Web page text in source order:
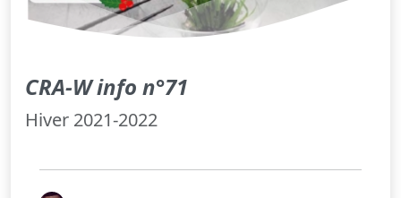
CRA-W info n°71
Hiver 2021-2022